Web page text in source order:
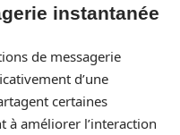
instantanée
de messagerie
d’une
certaines
à améliorer l’interaction